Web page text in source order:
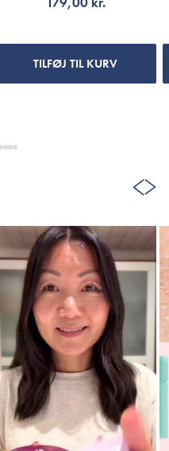
TILFØJ TIL KURV